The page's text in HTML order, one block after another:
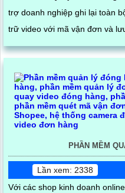
trợ doanh nghiệp ghi lại toàn
trữ video với mã vận đơn và
PHẦN MỀM
Lần xem: 2338
Với các shop kinh doanh